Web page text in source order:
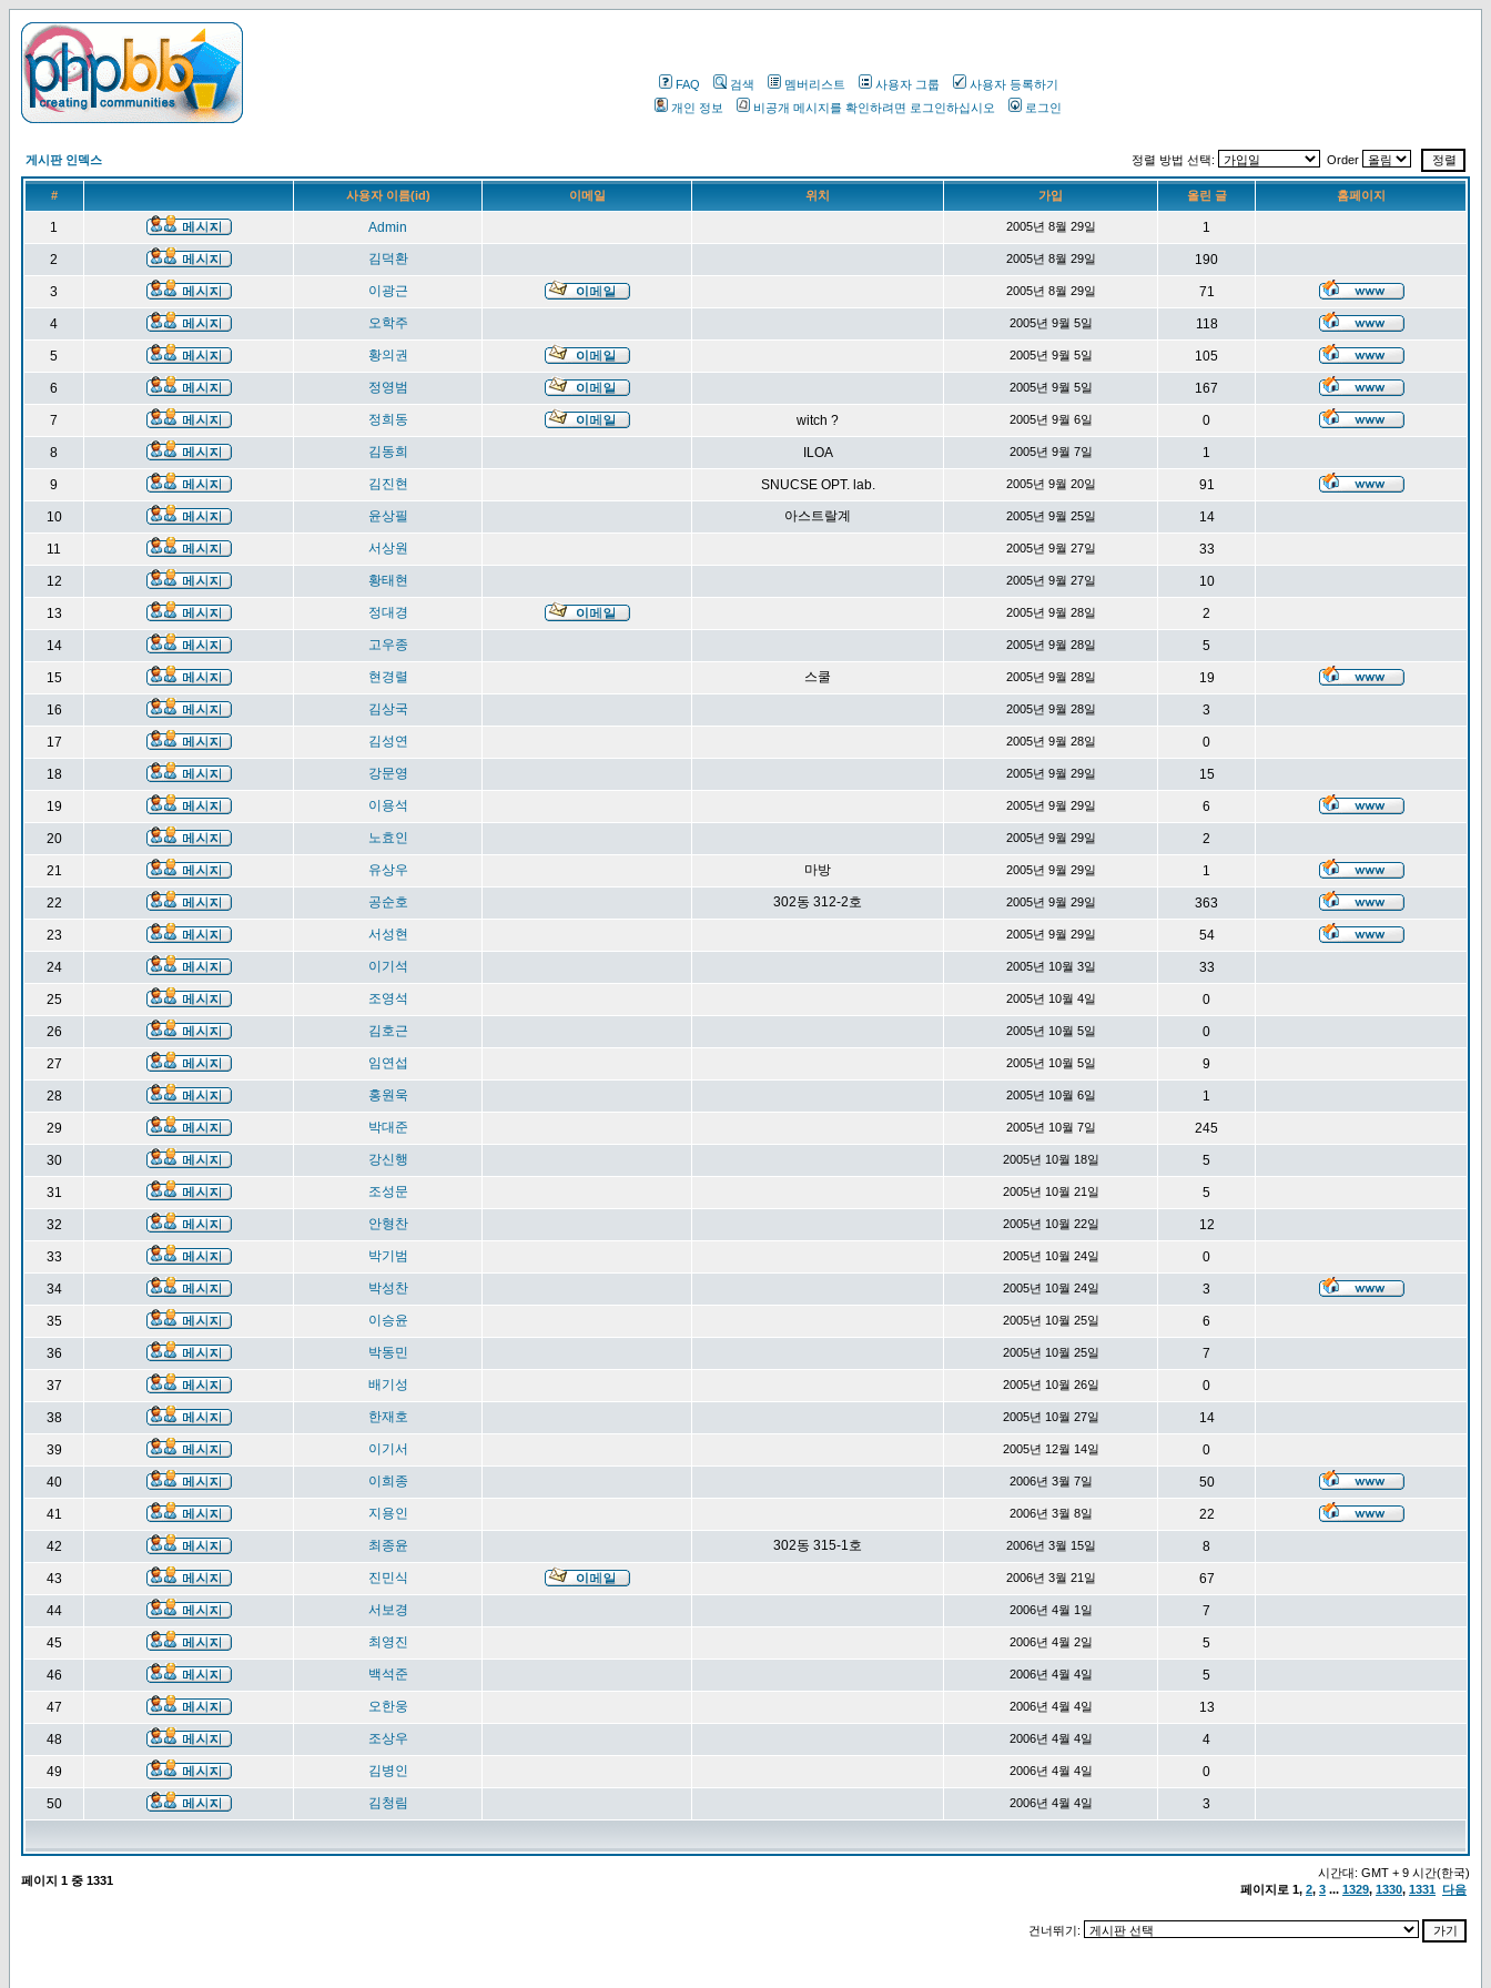
FAQ 검색 멤버리스트 사용자 그룹
사용자 등록하기
개인 정보
비공개 메시지를 확인하려면 로그인하십시오 로그인
게시판 인덱스 정렬 방법 선택: Order
# 사용자 이름(id) 이메일 위치 가입 올린 글 홈페이지
1 Admin 2005년 8월 29일 1
2 김덕환 2005년 8월 29일 190
3 이광근 2005년 8월 29일 71
4 오학주 2005년 9월 5일 118
5 황의권 2005년 9월 5일 105
6 정영범 2005년 9월 5일 167
7 정희동 witch ? 2005년 9월 6일 0
8 김동희 ILOA 2005년 9월 7일 1
9 김진현 SNUCSE OPT. lab. 2005년 9월 20일 91
10 윤상필 아스트랄계 2005년 9월 25일 14
11 서상원 2005년 9월 27일 33
12 황태현 2005년 9월 27일 10
13 정대경 2005년 9월 28일 2
14 고우종 2005년 9월 28일 5
15 현경렬 스쿨 2005년 9월 28일 19
16 김상국 2005년 9월 28일 3
17 김성연 2005년 9월 28일 0
18 강문영 2005년 9월 29일 15
19 이용석 2005년 9월 29일 6
20 노효인 2005년 9월 29일 2
21 유상우 마방 2005년 9월 29일 1
22 공순호 302동 312-2호 2005년 9월 29일 363
23 서성현 2005년 9월 29일 54
24 이기석 2005년 10월 3일 33
25 조영석 2005년 10월 4일 0
26 김호근 2005년 10월 5일 0
27 임연섭 2005년 10월 5일 9
28 홍원욱 2005년 10월 6일 1
29 박대준 2005년 10월 7일 245
30 강신행 2005년 10월 18일 5
31 조성문 2005년 10월 21일 5
32 안형찬 2005년 10월 22일 12
33 박기범 2005년 10월 24일 0
34 박성찬 2005년 10월 24일 3
35 이승윤 2005년 10월 25일 6
36 박동민 2005년 10월 25일 7
37 배기성 2005년 10월 26일 0
38 한재호 2005년 10월 27일 14
39 이기서 2005년 12월 14일 0
40 이희종 2006년 3월 7일 50
41 지용인 2006년 3월 8일 22
42 최종윤 302동 315-1호 2006년 3월 15일 8
43 진민식 2006년 3월 21일 67
44 서보경 2006년 4월 1일 7
45 최영진 2006년 4월 2일 5
46 백석준 2006년 4월 4일 5
47 오한웅 2006년 4월 4일 13
48 조상우 2006년 4월 4일 4
49 김병인 2006년 4월 4일 0
50 김청림 2006년 4월 4일 3
페이지 1 중 1331
시간대: GMT + 9 시간(한국)
페이지로 1, 2, 3 ... 1329, 1330, 1331 다음
건너뛰기: